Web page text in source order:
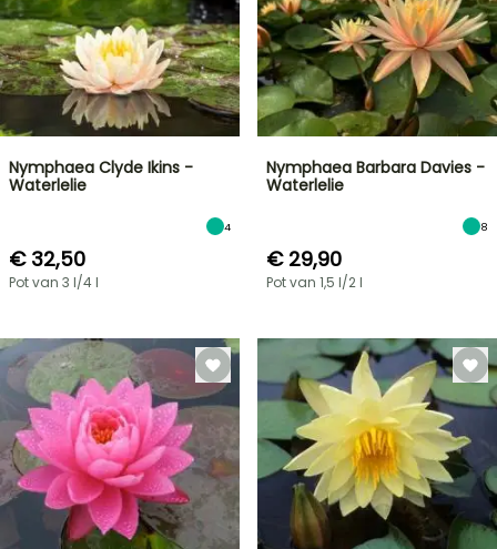
Nymphaea Clyde Ikins -
Waterlelie
4
€ 32,50
Pot van 3 l/4 l
Nymphaea Barbara Davies -
Waterlelie
8
€ 29,90
Pot van 1,5 l/2 l